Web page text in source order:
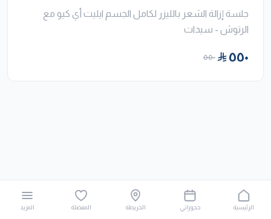
جلسة إزالة الشعر بالليزر لكامل الجسم ايليت أي كيو مع
الرتوش - سيدات
٥٥٠ ٥٥٠
الرئيسية حجوزاتي الخريطة المفضلة المزيد